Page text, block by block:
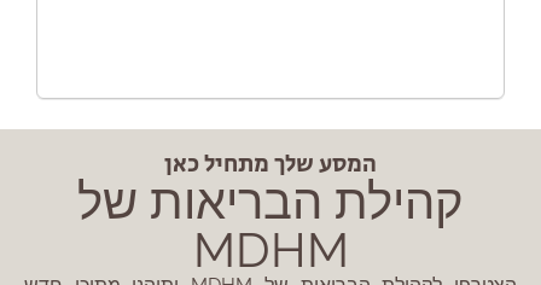
המסע שלך מתחיל כאן
קהילת הבריאות של
MDHM